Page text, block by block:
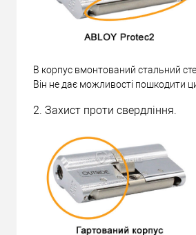
В корпус вмонтований стальний
Він не дає можливості пошкодити
2. Захист проти свердління.